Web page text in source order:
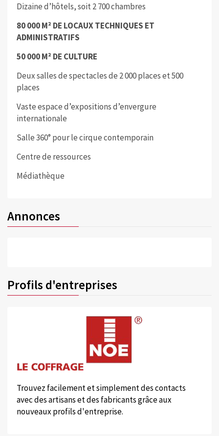
Dizaine d’hôtels, soit 2 700 chambres
80 000 M² DE LOCAUX TECHNIQUES ET
ADMINISTRATIFS
50 000 M² DE CULTURE
Deux salles de spectacles de 2 000 places et 500
places
Vaste espace d’expositions d’envergure
internationale
Salle 360° pour le cirque contemporain
Centre de ressources
Médiathèque
Annonces
Profils d'entreprises
Trouvez facilement et simplement des contacts
avec des artisans et des fabricants grâce aux
nouveaux profils d'entreprise.